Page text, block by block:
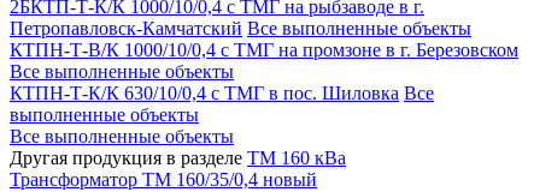
2БКТП-Т-К/К 1000/10/0,4 с ТМГ на рыбзаводе в г.
Петропавловск-Камчатский Все выполненные объекты
КТПН-Т-В/К 1000/10/0,4 с ТМГ на промзоне в г. Березовском
Все выполненные объекты
КТПН-Т-К/К 630/10/0,4 с ТМГ в пос. Шиловка Все
выполненные объекты
Все выполненные объекты
Другая продукция в разделе ТМ 160 кВа
Трансформатор ТМ 160/35/0,4 новый